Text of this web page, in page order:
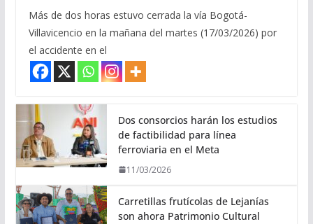
Más de dos horas estuvo cerrada la vía Bogotá-
Villavicencio en la mañana del martes (17/03/2026) por
el accidente en el
Dos consorcios harán los estudios
de factibilidad para línea
ferroviaria en el Meta
11/03/2026
Carretillas frutícolas de Lejanías
son ahora Patrimonio Cultural